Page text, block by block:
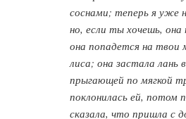
соснами; теперь я уже
но, если ты хочешь, она
она попадется на твои
лиса; она застала лань
прыгающей по мягкой
поклонилась ей, потом
сказала, что пришла с